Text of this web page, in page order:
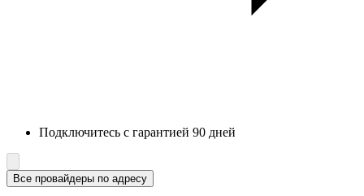
Подключитесь с гарантией 90 дней
Все провайдеры по адресу